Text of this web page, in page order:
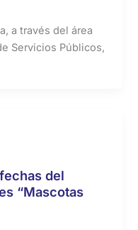
a través del área
Servicios Públicos,
del
“Mascotas